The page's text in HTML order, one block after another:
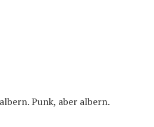
Punk, aber albern.